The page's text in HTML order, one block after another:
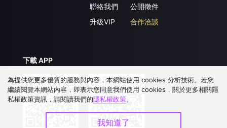
聯絡我們
升級VIP
公開徵件
合作洽談
下載 APP
為提供您更多優質的服務與內容，本網站使用 cookies 分析技術。若您
繼續閱覽本網站內容，即表示您同意我們使用 cookies，關於更多相關隱
私權政策資訊，請閱讀我們的隱私權政策。
我知道了